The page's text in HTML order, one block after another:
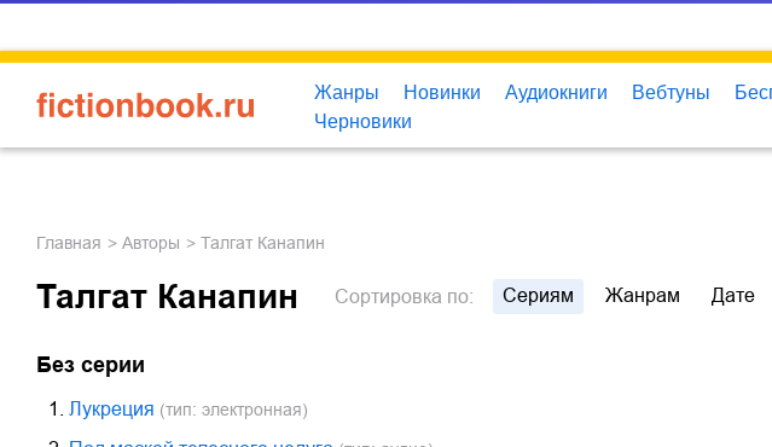
Жанры Новинки Аудиокниги Вебтуны
Черновики
Главная Авторы Талгат Канапин
Талгат Канапин Сортировка по: Сериям Жанрам Дате
Без серии
1. Лукреция (тип: электронная)